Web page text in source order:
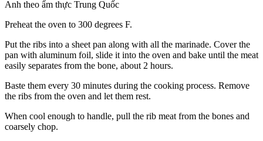
Anh theo ẩm thực Trung Quốc
Preheat the oven to 300 degrees F.
Put the ribs into a sheet pan along with all the marinade. Cover the
pan with aluminum foil, slide it into the oven and bake until the meat
easily separates from the bone, about 2 hours.
Baste them every 30 minutes during the cooking process. Remove
the ribs from the oven and let them rest.
When cool enough to handle, pull the rib meat from the bones and
coarsely chop.